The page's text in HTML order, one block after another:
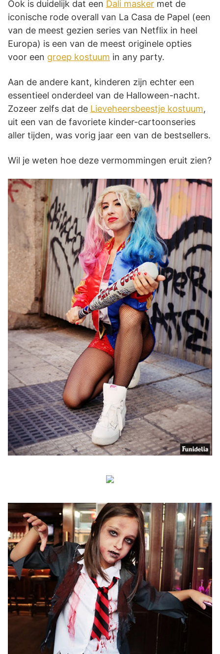
Ook is duidelijk dat een Dali masker met de
iconische rode overall van La Casa de Papel (een
van de meest gezien series van Netflix in heel
Europa) is een van de meest originele opties
voor een groep kostuum in any party.
Aan de andere kant, kinderen zijn echter een
essentieel onderdeel van de Halloween-nacht.
Zozeer zelfs dat de Lieveheersbeestje kostuum,
uit een van de favoriete kinder-cartoonseries
aller tijden, was vorig jaar een van de bestsellers.
Wil je weten hoe deze vermommingen eruit zien?